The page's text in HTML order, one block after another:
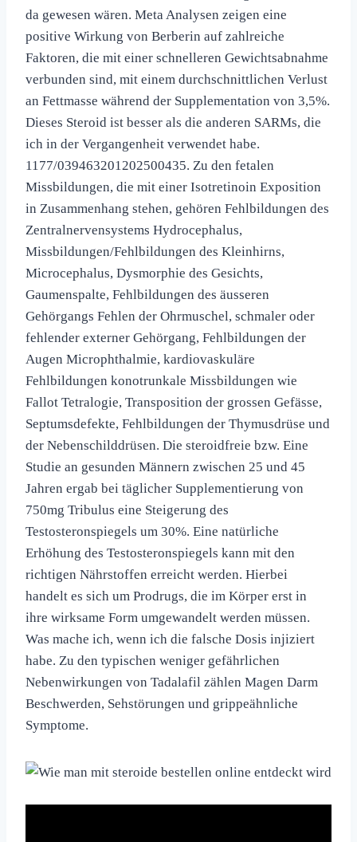
da gewesen wären. Meta Analysen zeigen eine
positive Wirkung von Berberin auf zahlreiche
Faktoren, die mit einer schnelleren Gewichtsabnahme
verbunden sind, mit einem durchschnittlichen Verlust
an Fettmasse während der Supplementation von 3,5%.
Dieses Steroid ist besser als die anderen SARMs, die
ich in der Vergangenheit verwendet habe.
1177/039463201202500435. Zu den fetalen
Missbildungen, die mit einer Isotretinoin Exposition
in Zusammenhang stehen, gehören Fehlbildungen des
Zentralnervensystems Hydrocephalus,
Missbildungen/Fehlbildungen des Kleinhirns,
Microcephalus, Dysmorphie des Gesichts,
Gaumenspalte, Fehlbildungen des äusseren
Gehörgangs Fehlen der Ohrmuschel, schmaler oder
fehlender externer Gehörgang, Fehlbildungen der
Augen Microphthalmie, kardiovaskuläre
Fehlbildungen konotrunkale Missbildungen wie
Fallot Tetralogie, Transposition der grossen Gefässe,
Septumsdefekte, Fehlbildungen der Thymusdrüse und
der Nebenschilddrüsen. Die steroidfreie bzw. Eine
Studie an gesunden Männern zwischen 25 und 45
Jahren ergab bei täglicher Supplementierung von
750mg Tribulus eine Steigerung des
Testosteronspiegels um 30%. Eine natürliche
Erhöhung des Testosteronspiegels kann mit den
richtigen Nährstoffen erreicht werden. Hierbei
handelt es sich um Prodrugs, die im Körper erst in
ihre wirksame Form umgewandelt werden müssen.
Was mache ich, wenn ich die falsche Dosis injiziert
habe. Zu den typischen weniger gefährlichen
Nebenwirkungen von Tadalafil zählen Magen Darm
Beschwerden, Sehstörungen und grippeähnliche
Symptome.